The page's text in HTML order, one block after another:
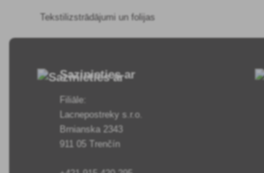
Tekstilizstrādājumi un folijas
Sazinieties ar
Filiāle:
Lacnepostreky s.r.o.
Brnianska 2343
911 05 Trenčín